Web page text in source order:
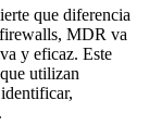
que diferencia
MDR va
y eficaz. Este
utilizan